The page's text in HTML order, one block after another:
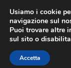
Lun-
Vai
alla
Vai
al
Usiamo i cookie
navigazione sul
Puoi trovare altre
sul sito o
Accetta